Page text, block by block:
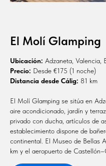
El Molí Glamping
Ubicación: Adzaneta, Valencia,
Precio: Desde €175 (1 noche)
Distancia desde Cálig: 81 km
El Molí Glamping se sitúa en
aire acondicionado, jardín y
privado con ducha, artículos de
establecimiento dispone de
continental. El Museo de Bellas
km y el aeropuerto de